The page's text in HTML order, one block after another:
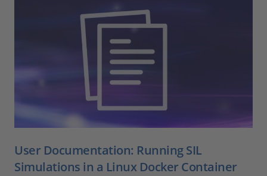
User Documentation: Running SIL
Simulations in a Linux Docker Container